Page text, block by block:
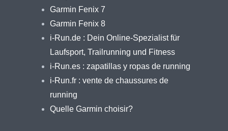
Garmin Fenix 7
Garmin Fenix 8
i-Run.de : Dein Online-Spezialist für
Laufsport, Trailrunning und Fitness
i-Run.es : zapatillas y ropas de running
i-Run.fr : vente de chaussures de
running
Quelle Garmin choisir?